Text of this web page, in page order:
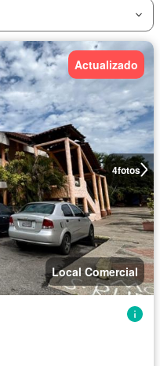
4fotos
Actualizado
Local Comercial